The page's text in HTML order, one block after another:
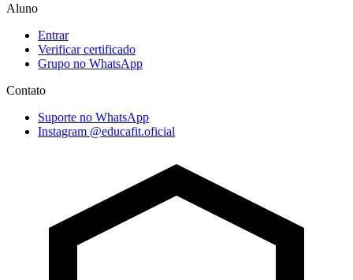
Aluno
Entrar
Verificar certificado
Grupo no WhatsApp
Contato
Suporte no WhatsApp
Instagram @educafit.oficial